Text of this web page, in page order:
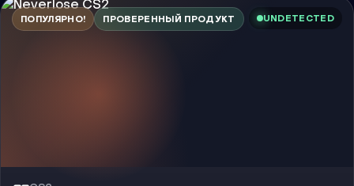
ПОПУЛЯРНО! ПРОВЕРЕННЫЙ ПРОДУКТ UNDETECTED